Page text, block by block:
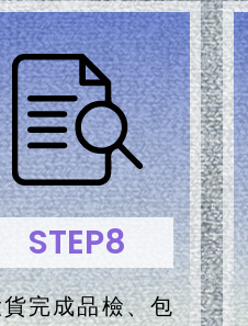
STEP8
貨完成品檢、包